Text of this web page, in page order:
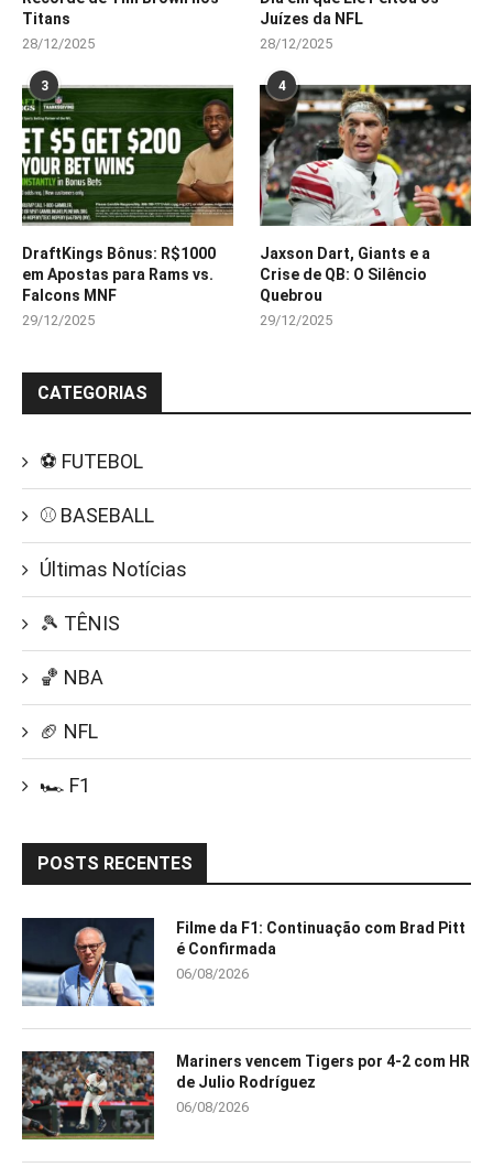
Titans
28/12/2025
Juízes da NFL
28/12/2025
3
DraftKings Bônus: R$1000
em Apostas para Rams vs.
Falcons MNF
29/12/2025
4
Jaxson Dart, Giants e a
Crise de QB: O Silêncio
Quebrou
29/12/2025
CATEGORIAS
⚽ FUTEBOL
⚾ BASEBALL
Últimas Notícias
🎾 TÊNIS
🏀 NBA
🏈 NFL
🏎️ F1
POSTS RECENTES
Filme da F1: Continuação com Brad Pitt
é Confirmada
06/08/2026
Mariners vencem Tigers por 4-2 com HR
de Julio Rodríguez
06/08/2026